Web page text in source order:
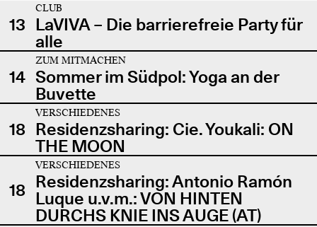
13
CLUB
LaVIVA – Die barrierefreie Party für
alle
14
ZUM MITMACHEN
Sommer im Südpol: Yoga an der
Buvette
18
VERSCHIEDENES
Residenzsharing: Cie. Youkali: ON
THE MOON
18
VERSCHIEDENES
Residenzsharing: Antonio Ramón
Luque u.v.m.: VON HINTEN
DURCHS KNIE INS AUGE (AT)